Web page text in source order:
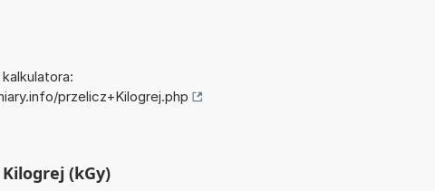
przelicz+Kilogrej.php
(kGy)